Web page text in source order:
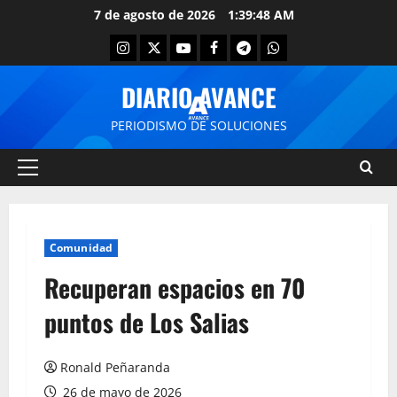
7 de agosto de 2026 1:39:48 AM
DIARIO AVANCE
PERIODISMO DE SOLUCIONES
Comunidad
Recuperan espacios en 70
puntos de Los Salias
Ronald Peñaranda
26 de mayo de 2026